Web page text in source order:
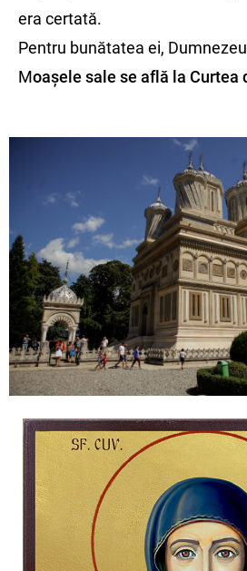
era certată.
Pentru bunătatea ei,
Moașele sale se află la Curtea